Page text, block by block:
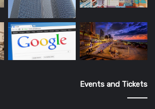
Events and Tickets